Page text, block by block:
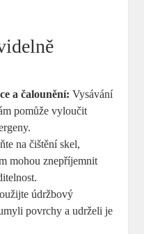
a čalounění: Vysávání
pomůže vyloučit
na čištění skel,
mohou znepříjemnit
údržbový
povrchy a udrželi je